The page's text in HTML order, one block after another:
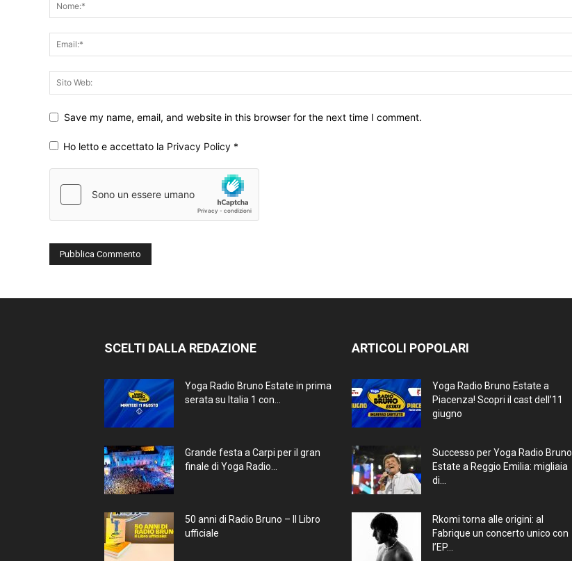
Save my name, email, and website in this browser for the next time I comment.
Ho letto e accettato la Privacy Policy *
SCELTI DALLA REDAZIONE
Yoga Radio Bruno Estate in prima
serata su Italia 1 con...
Grande festa a Carpi per il gran
finale di Yoga Radio...
50 anni di Radio Bruno – Il Libro
ufficiale
ARTICOLI POPOLARI
Yoga Radio Bruno Estate a
Piacenza! Scopri il cast dell’11
giugno
Successo per Yoga Radio Bruno
Estate a Reggio Emilia: migliaia
di...
Rkomi torna alle origini: al
Fabrique un concerto unico con
l’EP...